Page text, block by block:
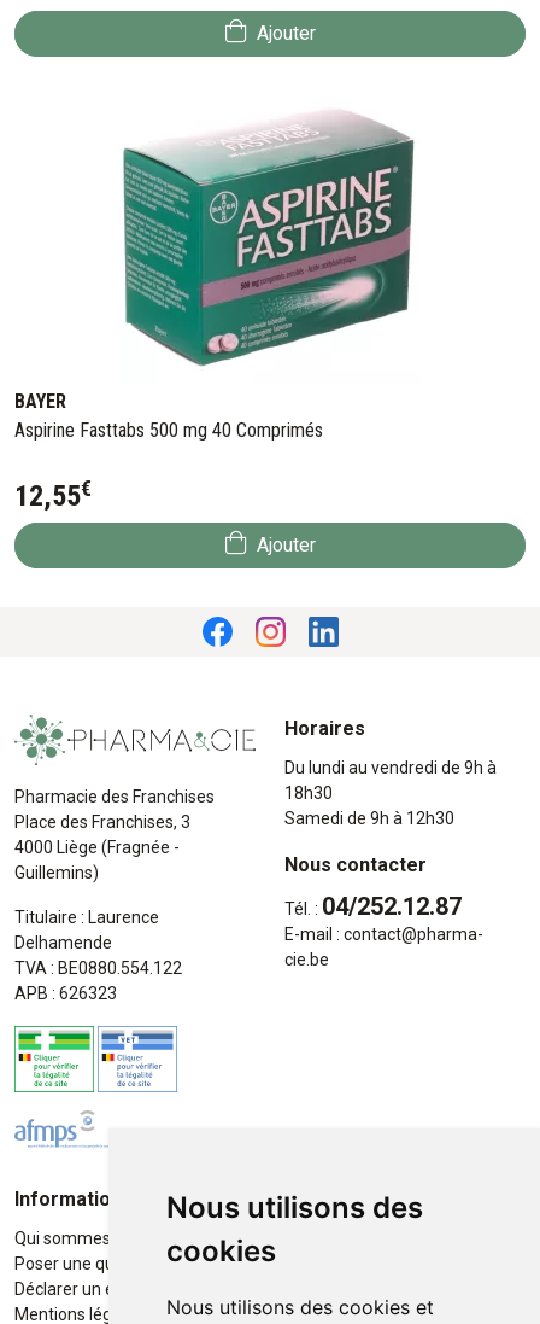
Nous utilisons des
cookies
Nous utilisons des cookies et
Ajouter
BAYER
Aspirine Fasttabs 500 mg 40 Comprimés
12,55€
Ajouter
Pharmacie des Franchises
Place des Franchises, 3
4000 Liège (Fragnée -
Guillemins)
Titulaire : Laurence
Delhamende
TVA : BE0880.554.122
APB : 626323
Horaires
Du lundi au vendredi de 9h à
18h30
Samedi de 9h à 12h30
Nous contacter
Tél. : 04/252.12.87
E-mail : contact@pharma-
cie.be
Informations
Qui sommes-nous ?
Poser une question
Déclarer un effet indésirable
Mentions légales
Moyens de paiement